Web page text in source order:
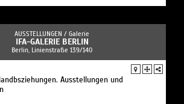
AUSSTELLUNGEN / Galerie
IFA-GALERIE BERLIN
Berlin, Linienstraße 139/140
Ausstellungen und